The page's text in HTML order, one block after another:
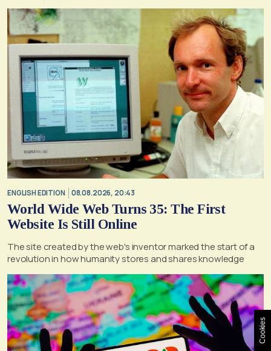
ENGLISH EDITION 08.08.2026, 20:43
World Wide Web Turns 35: The First
Website Is Still Online
The site created by the web's inventor marked the start of a
revolution in how humanity stores and shares knowledge
Cookies